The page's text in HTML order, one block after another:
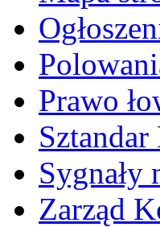
Prawo
Sygnały
Zarząd